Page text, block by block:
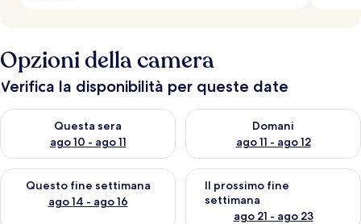
Opzioni della camera
Verifica la disponibilità per queste date
Questa sera
ago 10 - ago 11
Verifica la disponibilità per questa sera, ago 10 - ago 11
Domani
ago 11 - ago 12
Verifica la disponibilità per
Questo fine settimana
ago 14 - ago 16
Verifica la disponibilità per questo fine settimana, ago 14 -
Il prossimo fine
settimana
ago 21 - ago 23
Verifica la disponibilità per il